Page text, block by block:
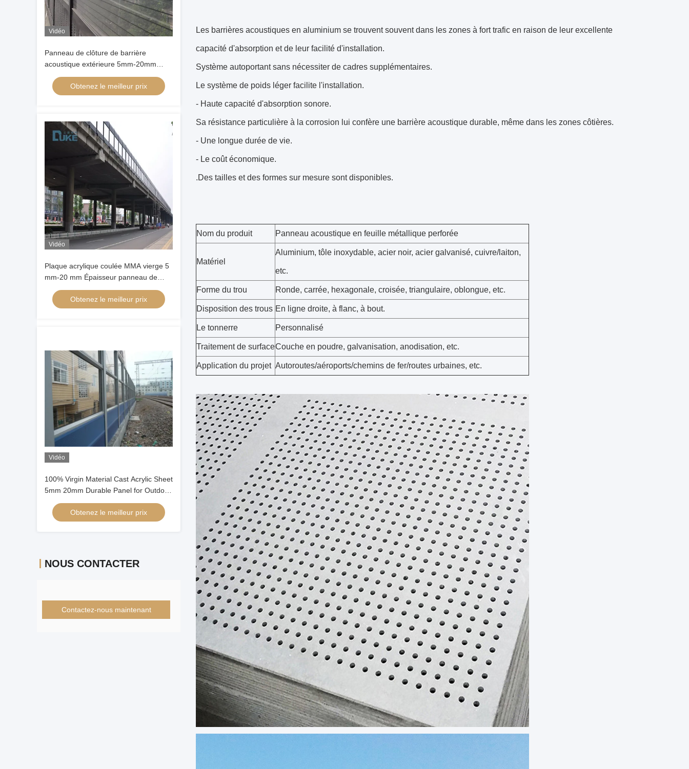
Vidéo
Panneau de clôture de barrière
acoustique extérieure 5mm-20mm
feuille acrylique vierge coulée isolation
acoustique résistante aux intempéries
Obtenez le meilleur prix
Vidéo
Plaque acrylique coulée MMA vierge 5
mm-20 mm Épaisseur panneau de
barrière acoustique résistant aux
intempériesObtenez le meilleur prix
Vidéo
100% Virgin Material Cast Acrylic Sheet
5mm 20mm Durable Panel for Outdoor
sound Barrier
Obtenez le meilleur prix
NOUS CONTACTER
Contactez-nous maintenant
Les barrières acoustiques en aluminium se trouvent souvent dans les zones à fort trafic en raison de leur excellente
capacité d'absorption et de leur facilité d'installation.
Système autoportant sans nécessiter de cadres supplémentaires.
Le système de poids léger facilite l'installation.
- Haute capacité d'absorption sonore.
Sa résistance particulière à la corrosion lui confère une barrière acoustique durable, même dans les zones côtières.
- Une longue durée de vie.
- Le coût économique.
.Des tailles et des formes sur mesure sont disponibles.
Nom du produit Panneau acoustique en feuille métallique perforée
Matériel
Aluminium, tôle inoxydable, acier noir, acier galvanisé, cuivre/laiton,
etc.
Forme du trou Ronde, carrée, hexagonale, croisée, triangulaire, oblongue, etc.
Disposition des trous En ligne droite, à flanc, à bout.
Le tonnerre Personnalisé
Traitement de surfaceCouche en poudre, galvanisation, anodisation, etc.
Application du projet Autoroutes/aéroports/chemins de fer/routes urbaines, etc.